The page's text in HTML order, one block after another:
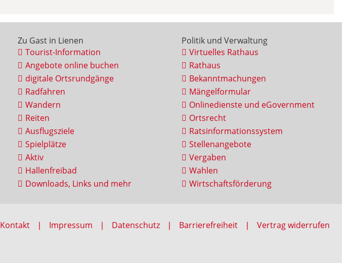
Zu Gast in Lienen
Tourist-Information
Angebote online buchen
digitale Ortsrundgänge
Radfahren
Wandern
Reiten
Ausflugsziele
Spielplätze
Aktiv
Hallenfreibad
Downloads, Links und mehr
Politik und Verwaltung
Virtuelles Rathaus
Rathaus
Bekanntmachungen
Mängelformular
Onlinedienste und eGovernment
Ortsrecht
Ratsinformationssystem
Stellenangebote
Vergaben
Wahlen
Wirtschaftsförderung
Kontakt Impressum Datenschutz Barrierefreiheit Vertrag widerrufen